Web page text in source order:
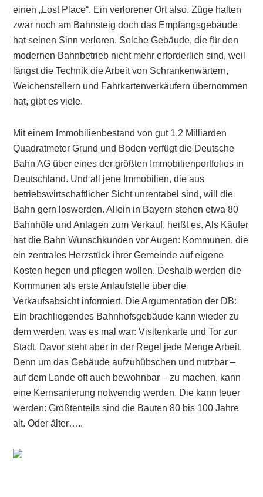
einen „Lost Place“. Ein verlorener Ort also. Züge halten
zwar noch am Bahnsteig doch das Empfangsgebäude
hat seinen Sinn verloren. Solche Gebäude, die für den
modernen Bahnbetrieb nicht mehr erforderlich sind, weil
längst die Technik die Arbeit von Schrankenwärtern,
Weichenstellern und Fahrkartenverkäufern übernommen
hat, gibt es viele.
Mit einem Immobilienbestand von gut 1,2 Milliarden
Quadratmeter Grund und Boden verfügt die Deutsche
Bahn AG über eines der größten Immobilienportfolios in
Deutschland. Und all jene Immobilien, die aus
betriebswirtschaftlicher Sicht unrentabel sind, will die
Bahn gern loswerden. Allein in Bayern stehen etwa 80
Bahnhöfe und Anlagen zum Verkauf, heißt es. Als Käufer
hat die Bahn Wunschkunden vor Augen: Kommunen, die
ein zentrales Herzstück ihrer Gemeinde auf eigene
Kosten hegen und pflegen wollen. Deshalb werden die
Kommunen als erste Anlaufstelle über die
Verkaufsabsicht informiert. Die Argumentation der DB:
Ein brachliegendes Bahnhofsgebäude kann wieder zu
dem werden, was es mal war: Visitenkarte und Tor zur
Stadt. Davor steht aber in der Regel jede Menge Arbeit.
Denn um das Gebäude aufzuhübschen und nutzbar –
auf dem Lande oft auch bewohnbar – zu machen, kann
eine Kernsanierung notwendig werden. Die kann teuer
werden: Größtenteils sind die Bauten 80 bis 100 Jahre
alt. Oder älter…..